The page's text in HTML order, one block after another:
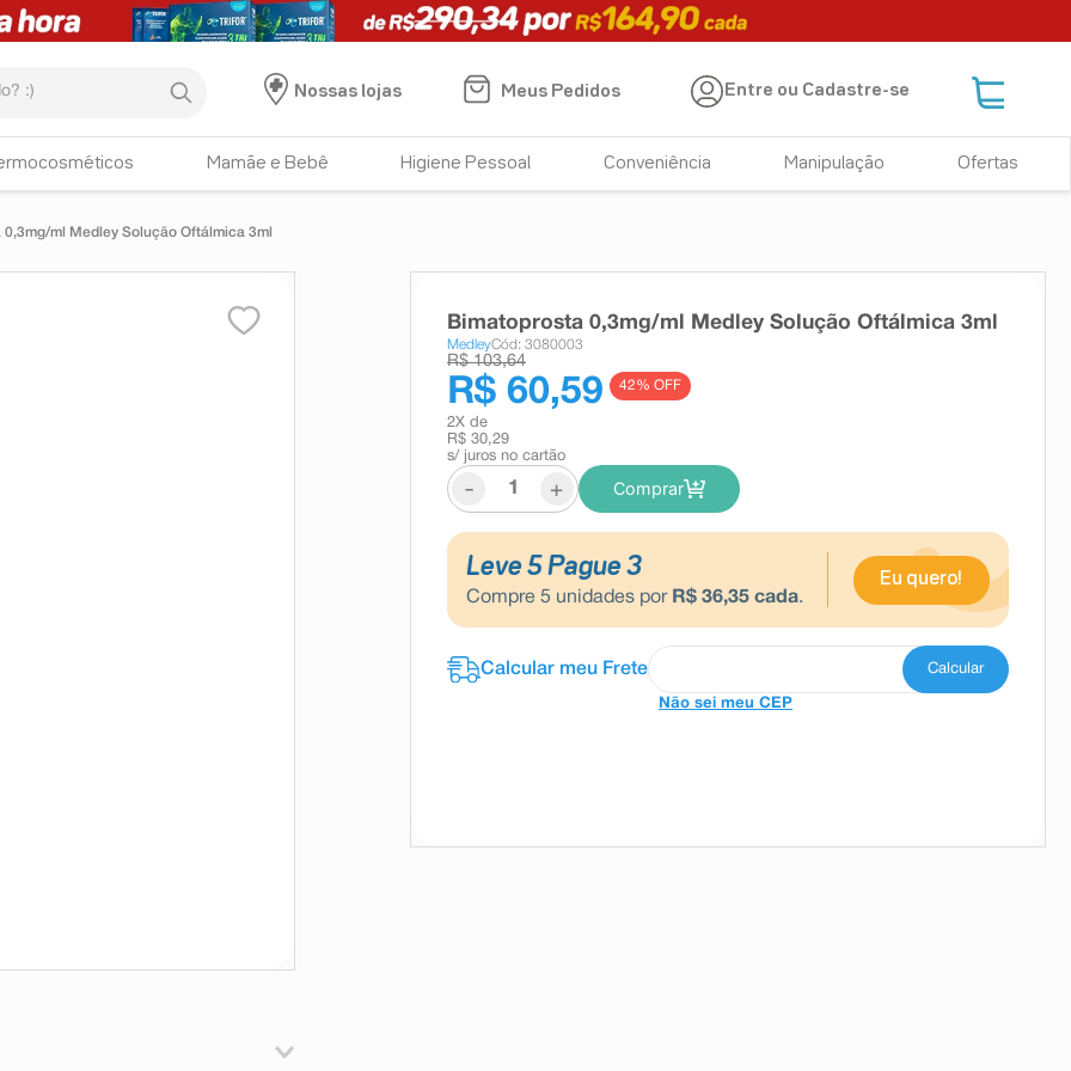
Nossas lojas
Meus Pedidos Entre ou Cadastre-se
Mamãe e Bebê Higiene Pessoal Conveniência Manipulação Ofertas
0,3mg/ml Medley Solução Oftálmica 3ml
Bimatoprosta 0,3mg/ml Medley Solução Oftálmica 3ml
MedleyCód: 3080003
R$ 103,64
R$ 60,59 42% OFF
2X de
R$ 30,29
s/ juros no cartão
- + Comprar
Leve 5 Pague 3
Compre 5 unidades por R$ 36,35 cada.
Eu quero!
Não sei meu CEP